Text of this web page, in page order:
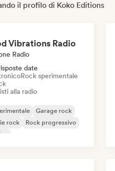
il profilo di Koko Editions
Vibrations Radio
Radio
date
Rock sperimentale
alla radio
Garage rock
rock
Rock progressivo